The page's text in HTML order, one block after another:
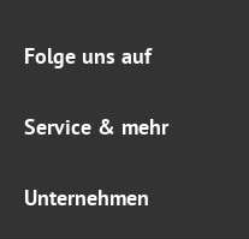
Folge uns auf
Service & mehr
Unternehmen